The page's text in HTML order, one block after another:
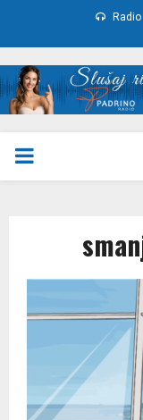
PRIMARY